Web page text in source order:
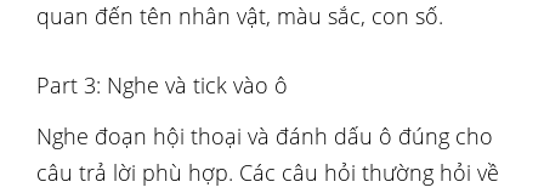
quan đến tên nhân vật, màu sắc, con số.
Part 3: Nghe và tick vào ô
Nghe đoạn hội thoại và đánh dấu ô đúng cho
câu trả lời phù hợp. Các câu hỏi thường hỏi về